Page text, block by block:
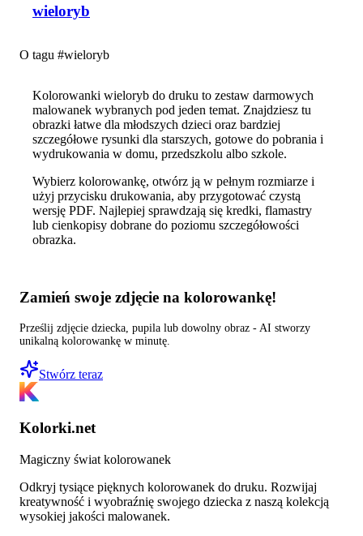
wieloryb
O tagu #wieloryb
Kolorowanki wieloryb do druku to zestaw darmowych
malowanek wybranych pod jeden temat. Znajdziesz tu
obrazki łatwe dla młodszych dzieci oraz bardziej
szczegółowe rysunki dla starszych, gotowe do pobrania i
wydrukowania w domu, przedszkolu albo szkole.
Wybierz kolorowankę, otwórz ją w pełnym rozmiarze i
użyj przycisku drukowania, aby przygotować czystą
wersję PDF. Najlepiej sprawdzają się kredki, flamastry
lub cienkopisy dobrane do poziomu szczegółowości
obrazka.
Zamień swoje zdjęcie na kolorowankę!
Prześlij zdjęcie dziecka, pupila lub dowolny obraz - AI stworzy
unikalną kolorowankę w minutę.
Stwórz teraz
Kolorki.net
Magiczny świat kolorowanek
Odkryj tysiące pięknych kolorowanek do druku. Rozwijaj
kreatywność i wyobraźnię swojego dziecka z naszą kolekcją
wysokiej jakości malowanek.